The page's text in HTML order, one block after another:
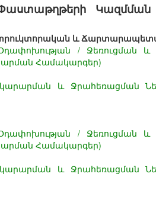
Կազմման
և
/ Ջեռուցման և
Համակարգեր)
և Ջրահեռացման
/ Ջեռուցման և
Համակարգեր)
և Ջրահեռացման